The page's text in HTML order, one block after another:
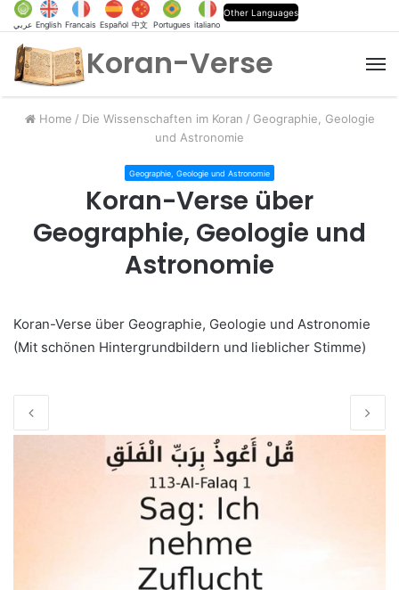
عربي English Francais Español 中文 Portugues italiano
Other Languages
Koran-Verse
Home / Die Wissenschaften im Koran / Geographie, Geologie
und Astronomie
Geographie, Geologie und Astronomie
Koran-Verse über
Geographie, Geologie und
Astronomie
Koran-Verse über Geographie, Geologie und Astronomie
(Mit schönen Hintergrundbildern und lieblicher Stimme)